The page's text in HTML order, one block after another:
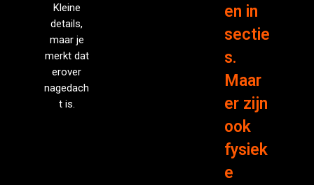
Kleine
details,
maar je
merkt dat
erover
nagedach
t is.
en in
sectie
s.
Maar
er zijn
ook
fysiek
e